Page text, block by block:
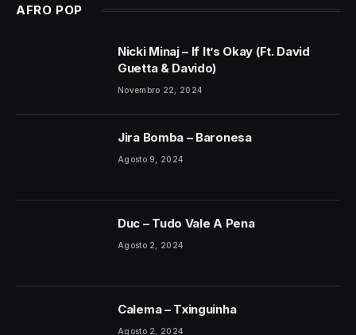
AFRO POP
Nicki Minaj – If It’s Okay (Ft. David
Guetta & Davido)
Novembro 22, 2024
Jira Bomba – Baronesa
Agosto 9, 2024
Duc – Tudo Vale A Pena
Agosto 2, 2024
Calema – Txinguinha
Agosto 2, 2024